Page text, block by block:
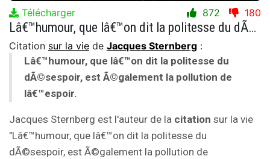
Télécharger 872 180
Lâ€™humour, que lâ€™on dit la politesse du dÃ©sespoir, est Ã©galement la pollution de lâ€™espoir.
Citation sur la vie de Jacques Sternberg :
Lâ€™humour, que lâ€™on dit la politesse du
dÃ©sespoir, est Ã©galement la pollution de
lâ€™espoir.
Jacques Sternberg est l'auteur de la citation sur la vie
"Lâ€™humour, que lâ€™on dit la politesse du
dÃ©sespoir, est Ã©galement la pollution de